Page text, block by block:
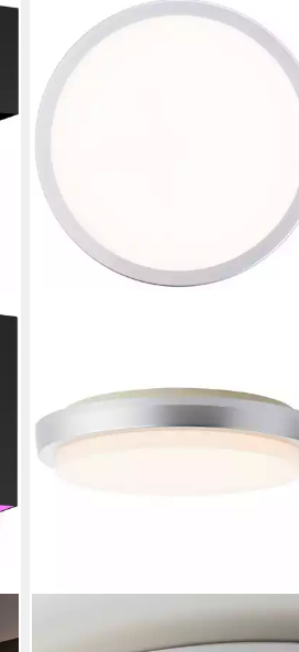
Außen-Deckenleuchte Devora, LED